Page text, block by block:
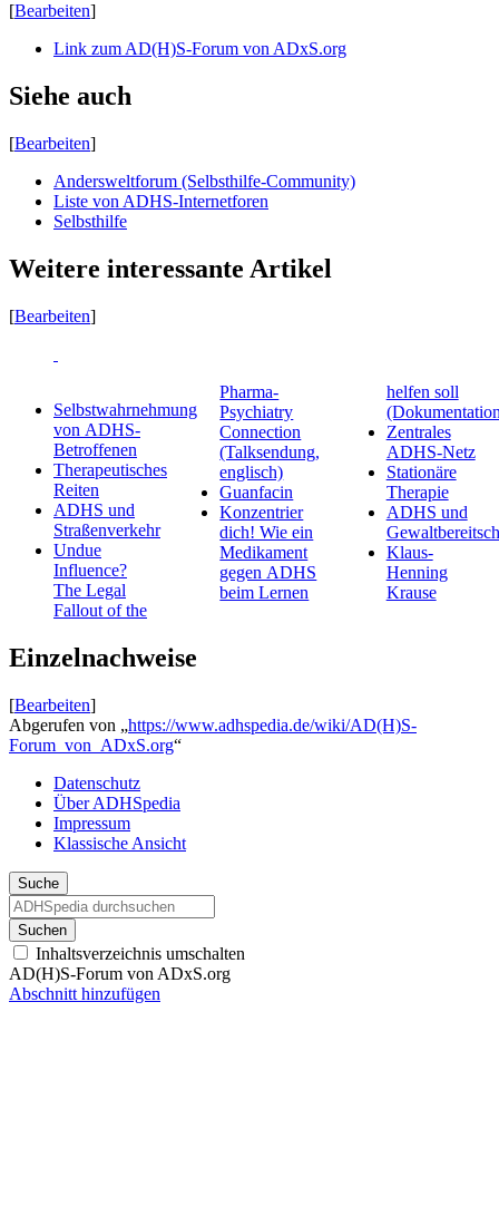
[Bearbeiten]
Link zum AD(H)S-Forum von ADxS.org
Siehe auch
[Bearbeiten]
Andersweltforum (Selbsthilfe-Community)
Liste von ADHS-Internetforen
Selbsthilfe
Weitere interessante Artikel
[Bearbeiten]
Selbstwahrnehmung
von ADHS-
Betroffenen
Therapeutisches
Reiten
ADHS und
Straßenverkehr
Undue
Influence?
The Legal
Fallout of the
Pharma-
Psychiatry
Connection
(Talksendung,
englisch)
Guanfacin
Konzentrier
dich! Wie ein
Medikament
gegen ADHS
beim Lernen
helfen soll
Zentrales
ADHS-Netz
Stationäre
Therapie
ADHS und
Klaus-
Henning
Krause
Einzelnachweise
[Bearbeiten]
Abgerufen von „https://www.adhspedia.de/wiki/AD(H)S-
Forum_von_ADxS.org“
Datenschutz
Über ADHSpedia
Impressum
Klassische Ansicht
Suche
Suchen
Inhaltsverzeichnis umschalten
AD(H)S-Forum von ADxS.org
Abschnitt hinzufügen